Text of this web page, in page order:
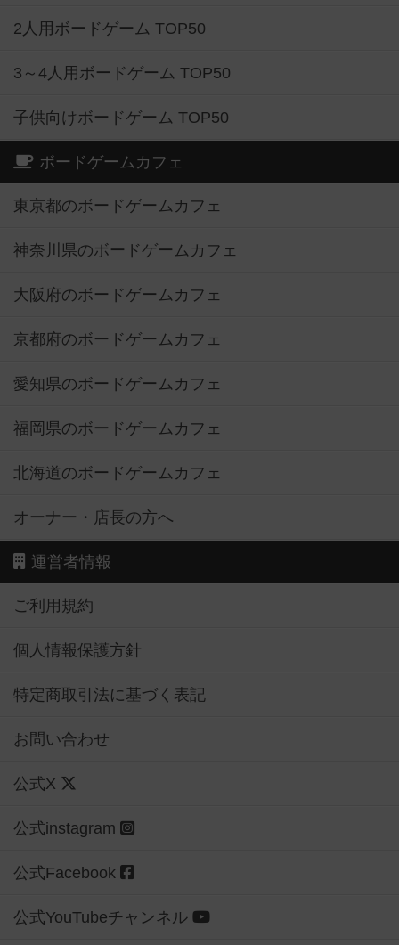
2人用ボードゲーム TOP50
3～4人用ボードゲーム TOP50
子供向けボードゲーム TOP50
ボードゲームカフェ
東京都のボードゲームカフェ
神奈川県のボードゲームカフェ
大阪府のボードゲームカフェ
京都府のボードゲームカフェ
愛知県のボードゲームカフェ
福岡県のボードゲームカフェ
北海道のボードゲームカフェ
オーナー・店長の方へ
運営者情報
ご利用規約
個人情報保護方針
特定商取引法に基づく表記
お問い合わせ
公式X
公式instagram
公式Facebook
公式YouTubeチャンネル